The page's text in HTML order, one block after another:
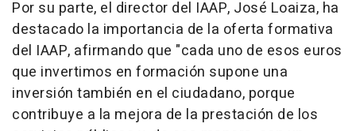
Por su parte, el director del IAAP, José Loaiza, ha
destacado la importancia de la oferta formativa
del IAAP, afirmando que "cada uno de esos euros
que invertimos en formación supone una
inversión también en el ciudadano, porque
contribuye a la mejora de la prestación de los